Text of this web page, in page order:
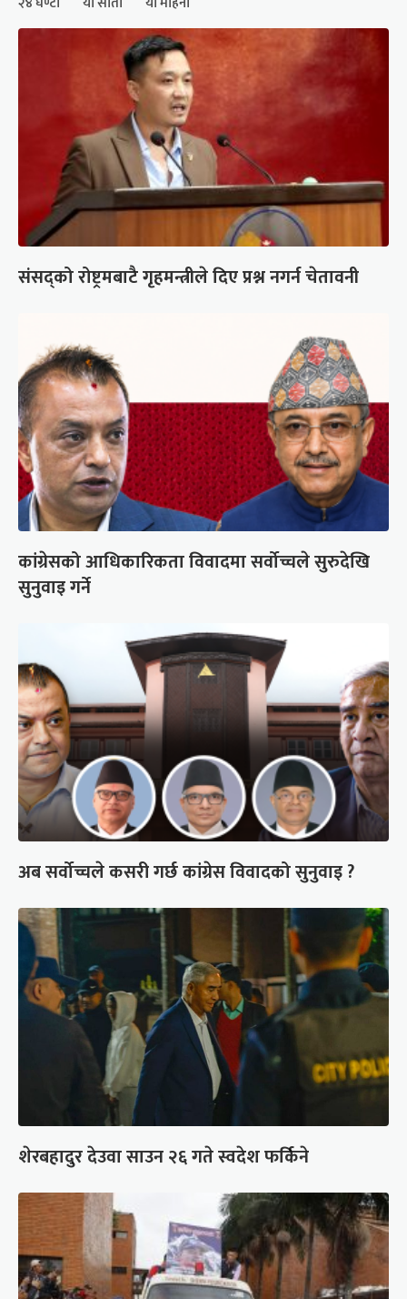
संसद्को रोष्ट्रमबाटै गृहमन्त्रीले दिए प्रश्न नगर्न चेतावनी
कांग्रेसको आधिकारिकता विवादमा सर्वोच्चले सुरुदेखि
सुनुवाइ गर्ने
अब सर्वोच्चले कसरी गर्छ कांग्रेस विवादको सुनुवाइ ?
शेरबहादुर देउवा साउन २६ गते स्वदेश फर्किने